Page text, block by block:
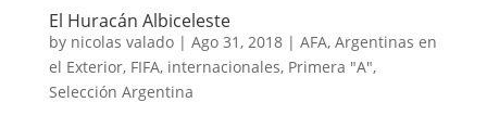
El Huracán Albiceleste
by nicolas valado| Ago 31, 2018| AFA, Argentinas en
el Exterior, FIFA, internacionales, Primera "A",
Selección Argentina